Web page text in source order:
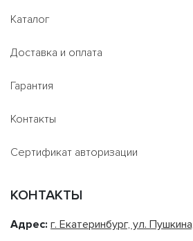
Каталог
Доставка и оплата
Гарантия
Контакты
Сертификат авторизации
КОНТАКТЫ
Адрес: г. Екатеринбург, ул.